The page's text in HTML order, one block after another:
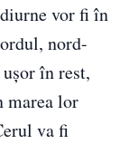
vor fi în
nord-
în rest,
marea lor
va fi